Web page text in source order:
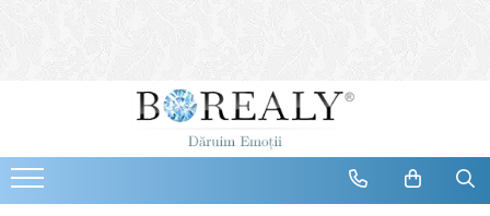
Bijuterii
Cercei
Bratari